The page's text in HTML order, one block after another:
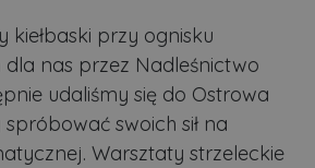
kiełbaski przy ognisku
nas przez Nadleśnictwo
udaliśmy się do Ostrowa
swoich sił na
Warsztaty strzeleckie